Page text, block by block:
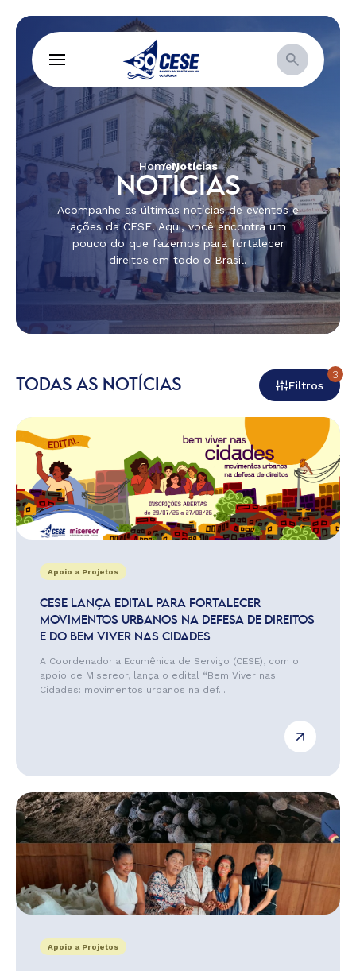
HomeNotícias
NOTÍCIAS
Acompanhe as últimas notícias de eventos e
ações da CESE. Aqui, você encontra um
pouco do que fazemos para fortalecer
direitos em todo o Brasil.
TODAS AS NOTÍCIAS Filtros
3
Apoio a Projetos
CESE LANÇA EDITAL PARA FORTALECER
MOVIMENTOS URBANOS NA DEFESA DE DIREITOS
E DO BEM VIVER NAS CIDADES
A Coordenadoria Ecumênica de Serviço (CESE), com o
apoio de Misereor, lança o edital “Bem Viver nas
Cidades: movimentos urbanos na def...
Apoio a Projetos